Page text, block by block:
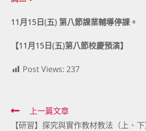
11月15日(五) 第八節課業輔導停課。
【11月15日(五)第八節校慶預演】
Post Views: 237
Read上一篇文章
【研習】探究與實作教材教法（上、